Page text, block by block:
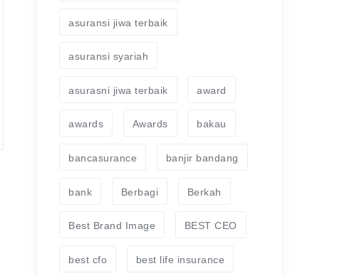
asuransi jiwa terbaik
asuransi syariah
asurasni jiwa terbaik award
awards Awards bakau
bancasurance banjir bandang
bank Berbagi Berkah
Best Brand Image BEST CEO
best cfo best life insurance